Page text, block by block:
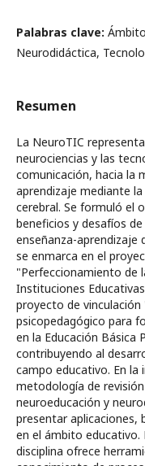
Palabras clave:
Neurodidáctica,
Resumen
La NeuroTIC
neurociencias y las
comunicación, hacia la
aprendizaje mediante
cerebral. Se formuló el
beneficios y desafíos
enseñanza-aprendizaje
se enmarca en el
"Perfeccionamiento de
Instituciones
proyecto de vinculación
psicopedagógico para
en la Educación Básica
contribuyendo al
campo educativo. En la
metodología de
neuroeducación y
presentar aplicaciones,
en el ámbito educativo.
disciplina ofrece